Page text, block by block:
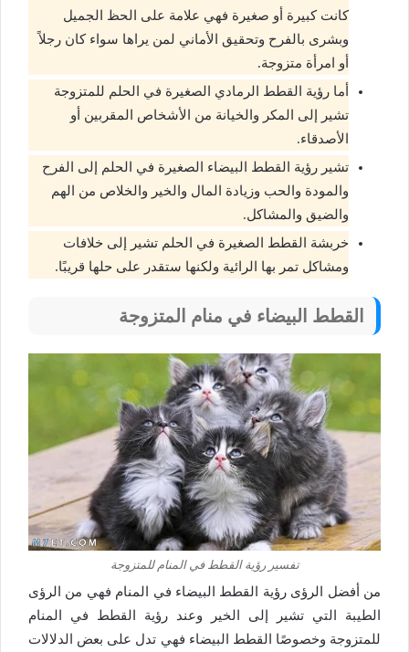
كانت كبيرة أو صغيرة فهي علامة على الحظ الجميل
وبشرى بالفرح وتحقيق الأماني لمن يراها سواء كان رجلاً
أو امرأة متزوجة.
أما رؤية القطط الرمادي الصغيرة في الحلم للمتزوجة
تشير إلى المكر والخيانة من الأشخاص المقربين أو
الأصدقاء.
تشير رؤية القطط البيضاء الصغيرة في الحلم إلى الفرح
والمودة والحب وزيادة المال والخير والخلاص من الهم
والضيق والمشاكل.
خربشة القطط الصغيرة في الحلم تشير إلى خلافات
ومشاكل تمر بها الرائية ولكنها ستقدر على حلها قريبًا.
القطط البيضاء في منام المتزوجة
تفسير رؤية القطط في المنام للمتزوجة
من أفضل الرؤى رؤية القطط البيضاء في المنام فهي من الرؤى
الطيبة التي تشير إلى الخير وعند رؤية القطط في المنام
للمتزوجة وخصوصًا القطط البيضاء فهي تدل على بعض الدلالات